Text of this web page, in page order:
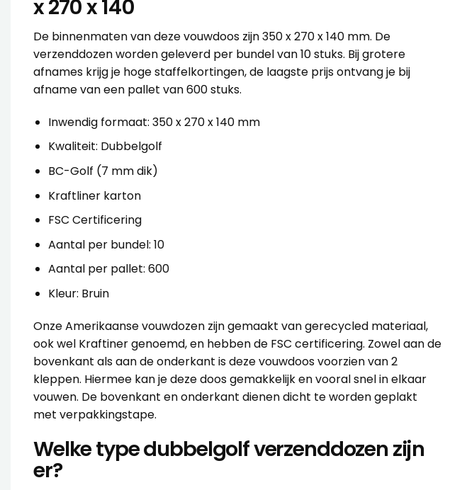
x 270 x 140
De binnenmaten van deze vouwdoos zijn 350 x 270 x 140 mm. De
verzenddozen worden geleverd per bundel van 10 stuks. Bij grotere
afnames krijg je hoge staffelkortingen, de laagste prijs ontvang je bij
afname van een pallet van 600 stuks.
Inwendig formaat: 350 x 270 x 140 mm
Kwaliteit: Dubbelgolf
BC-Golf (7 mm dik)
Kraftliner karton
FSC Certificering
Aantal per bundel: 10
Aantal per pallet: 600
Kleur: Bruin
Onze Amerikaanse vouwdozen zijn gemaakt van gerecycled materiaal,
ook wel Kraftiner genoemd, en hebben de FSC certificering. Zowel aan de
bovenkant als aan de onderkant is deze vouwdoos voorzien van 2
kleppen. Hiermee kan je deze doos gemakkelijk en vooral snel in elkaar
vouwen. De bovenkant en onderkant dienen dicht te worden geplakt
metverpakkingstape.
Welke type dubbelgolf verzenddozen zijn
er?